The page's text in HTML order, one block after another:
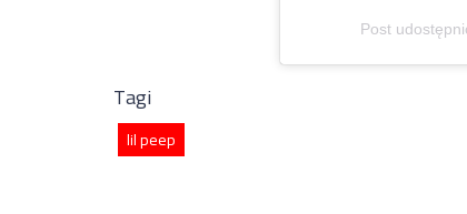
Post
Tagi
lil peep